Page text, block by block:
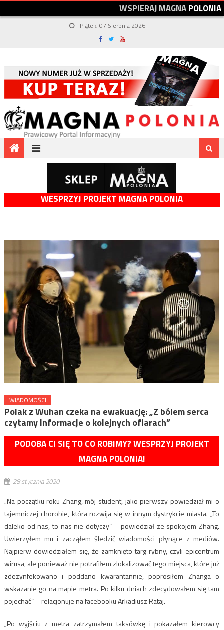
WSPIERAJMAGNAPOLONIA
Piątek, 07 Sierpnia 2026
WESPRZYJ PROJEKT MAGNA POLONIA
WIADOMOŚCI
Polak z Wuhan czeka na ewakuację: „Z bólem serca
czytamy informacje o kolejnych ofiarach”
PODOBA CI SIĘ TO CO ROBIMY? WESPRZYJ PROJEKT
MAGNA POLONIA!
28 stycznia 2020
„Na początku roku Zhang, mój student, jako pierwszy powiedział mi o
tajemniczej chorobie, która rozwija się w innym dystrykcie miasta. „To
daleko od nas, to nas nie dotyczy” – powiedział ze spokojem Zhang.
Uwierzyłem mu i zacząłem śledzić wiadomości płynące z mediów.
Najpierw dowiedziałem się, że zamknięto targ rybny, czyli epicentrum
wirusa, ale ponieważ nie potrafiłem zlokalizować tego miejsca, które już
zdezynfekowano i poddano kwarantannie, poprosiłem Zhanga o
wskazanie go na mapie metra. Po kilku dniach zdecydowałem się tam
pojechać” – relacjonuje na facebooku Arkadiusz Rataj.
„Po wyjściu z metra zatrzymałem taksówkę i pokazałem kierowcy